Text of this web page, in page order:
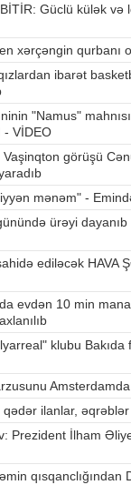
Güclü külək və
xərçəngin qurbanı
ibarət
"Namus"
- VİDEO
görüşü
mənəm" -
ürəyi
ediləcək HAVA
evdən 10 min
klubu
qədər ilanlar,
Prezident İlham
qısqanclığından